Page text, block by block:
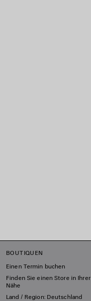
BOUTIQUEN
Einen Termin buchen
Finden Sie einen Store in Ihrer
Nähe
Land / Region: Deutschland